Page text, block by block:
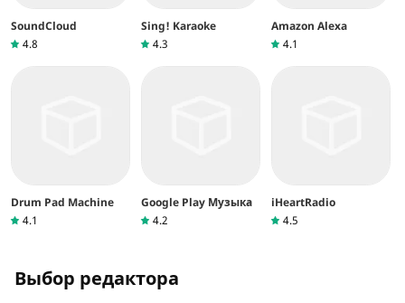
SoundCloud
4.8
Sing! Karaoke
4.3
Amazon Alexa
4.1
Drum Pad Machine
4.1
Google Play Музыка
4.2
iHeartRadio
4.5
Выбор редактора